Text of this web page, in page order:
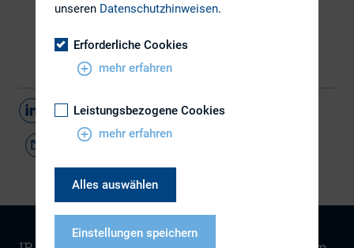
Teilen
unseren Datenschutzhinweisen.
Erforderliche Cookies
mehr erfahren
Leistungsbezogene Cookies
mehr erfahren
Alles auswählen
Einstellungen speichern